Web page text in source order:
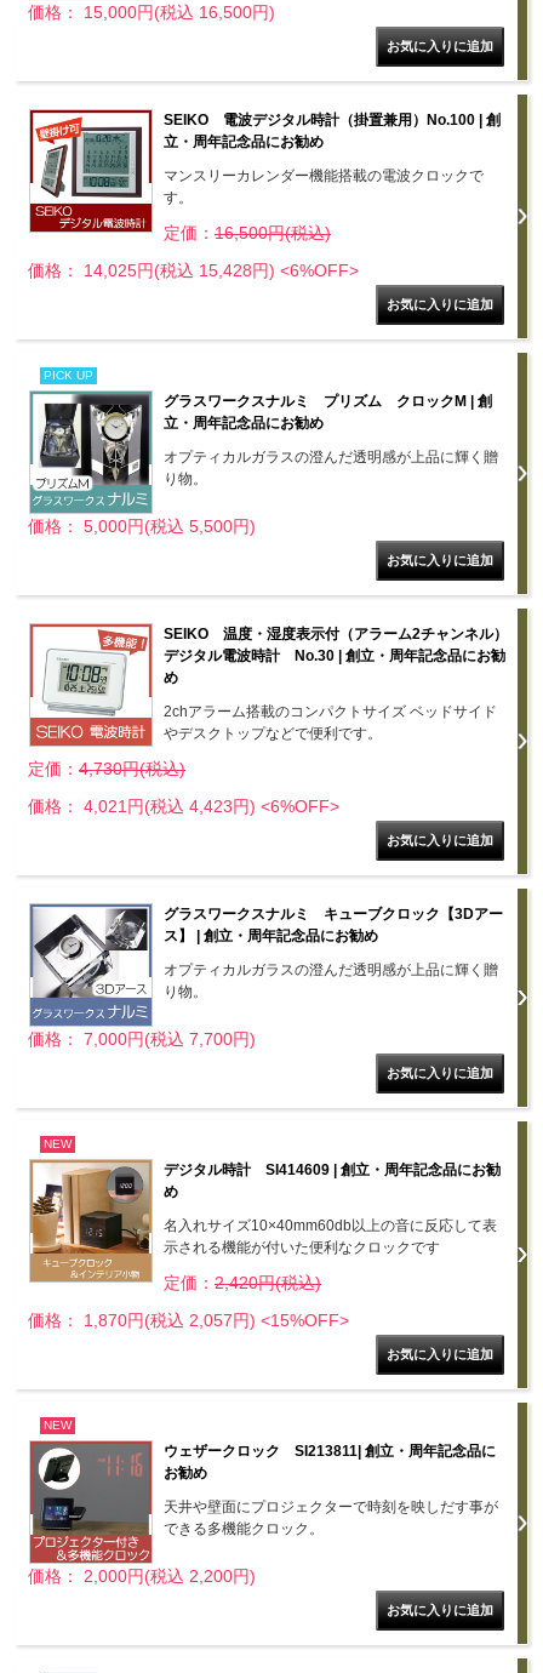
価格： 15,000円(税込 16,500円)
SEIKO 電波デジタル時計（掛置兼用）No.100 | 創
立・周年記念品にお勧め
マンスリーカレンダー機能搭載の電波クロックで
す。
定価： 16,500円(税込)
価格： 14,025円(税込 15,428円) <6%OFF>
PICK UP
グラスワークスナルミ プリズム クロックM | 創
立・周年記念品にお勧め
オプティカルガラスの澄んだ透明感が上品に輝く贈
り物。
価格： 5,000円(税込 5,500円)
SEIKO 温度・湿度表示付（アラーム2チャンネル）
デジタル電波時計 No.30 | 創立・周年記念品にお勧
め
2chアラーム搭載のコンパクトサイズ ベッドサイド
やデスクトップなどで便利です。
定価： 4,730円(税込)
価格： 4,021円(税込 4,423円) <6%OFF>
グラスワークスナルミ キューブクロック【3Dアー
ス】 | 創立・周年記念品にお勧め
オプティカルガラスの澄んだ透明感が上品に輝く贈
り物。
価格： 7,000円(税込 7,700円)
NEW
デジタル時計 SI414609 | 創立・周年記念品にお勧
め
名入れサイズ10×40mm60db以上の音に反応して表
示される機能が付いた便利なクロックです
定価： 2,420円(税込)
価格： 1,870円(税込 2,057円) <15%OFF>
NEW
ウェザークロック SI213811| 創立・周年記念品に
お勧め
天井や壁面にプロジェクターで時刻を映しだす事が
できる多機能クロック。
価格： 2,000円(税込 2,200円)